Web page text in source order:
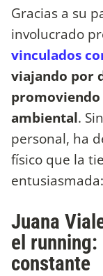
Gracias a su
involucrado
vinculados
viajando por
promoviendo
ambiental.
personal, ha
físico que la
Juana
el
constante